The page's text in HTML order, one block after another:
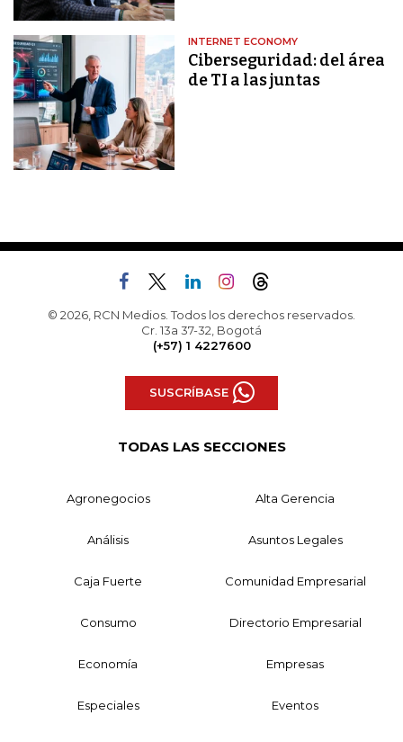
INTERNET ECONOMY
Ciberseguridad: del área
de TI a las juntas
© 2026, RCN Medios. Todos los derechos reservados.
Cr. 13a 37-32, Bogotá
(+57) 1 4227600
SUSCRÍBASE
TODAS LAS SECCIONES
Agronegocios Alta Gerencia
Análisis Asuntos Legales
Caja Fuerte Comunidad Empresarial
Consumo Directorio Empresarial
Economía Empresas
Especiales Eventos